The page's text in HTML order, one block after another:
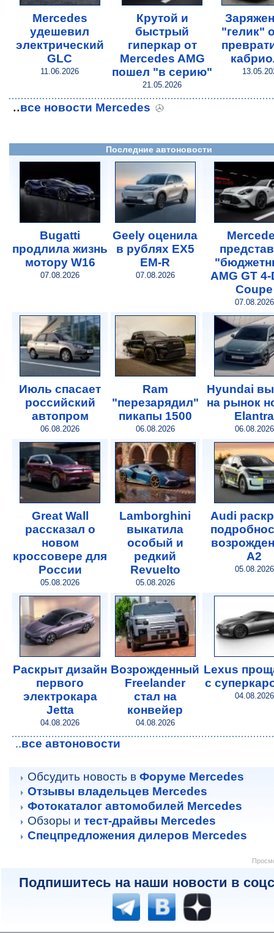
Mercedes
удешевил
электрический
GLC
11.06.2026
Крутой и
быстрый
гиперкар от
Mercedes AMG
пошел "в серию"
21.05.2026
"гелик"
..все новости Mercedes
Последние автоновости
Bugatti
продлила жизнь
мотору W16
07.08.2026
Geely оценила
в рублях EX5
EM-R
07.08.2026
AMG GT
Coupe
07.08.2026
Июль спасает
российский
автопром
06.08.2026
Ram
"перезарядил"
пикапы 1500
06.08.2026
Hyundai
на рынок
Elantra
06.08.2026
Great Wall
рассказал о
новом
кроссовере для
России
05.08.2026
Lamborghini
выкатила
особый и
редкий
Revuelto
05.08.2026
Audi
A2
05.08.2026
Раскрыт дизайн
первого
электрокара
Jetta
04.08.2026
Возрожденный
Freelander
стал на
конвейер
04.08.2026
Lexus
с
04.08.2026
..все автоновости
Обсудить новость в Форуме Mercedes
Отзывы владельцев Mercedes
Фотокаталог автомобилей Mercedes
Обзоры и тест-драйвы Mercedes
Спецпредложения дилеров Mercedes
Подпишитесь на наши новости в